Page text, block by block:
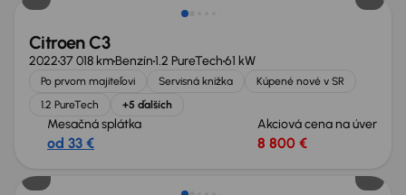
Citroen C3
202237 018 kmBenzín1.2 PureTech61 kW
Po prvom majiteľovi Servisná knižka
Kúpené nové v SR
1.2 PureTech
+5 ďalších
Mesačná splátka
od 33 €
Akciová cena na úver
8 800 €
Zlacnené o 1 300 €